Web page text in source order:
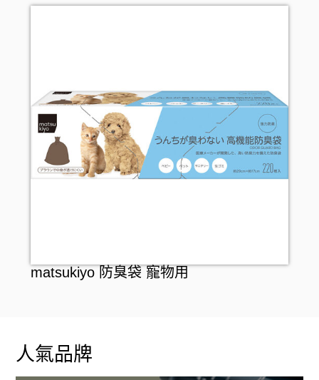
matsukiyo 防臭袋 寵物用
人氣品牌